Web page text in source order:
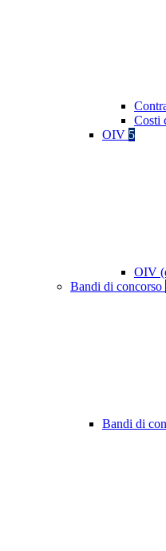
Costi
OIV 5
OIV
Bandi di concorso
Bandi di